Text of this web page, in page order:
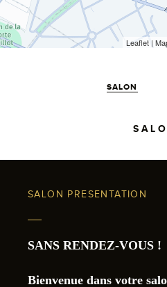
Leaflet |
SALON
SALON PRESENTATION
SANS RENDEZ-VOUS !
Bienvenue dans votre